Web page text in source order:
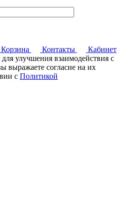
Корзина Контакты
Кабинет
улучшения взаимодействия с
выражаете согласие на их
с Политикой